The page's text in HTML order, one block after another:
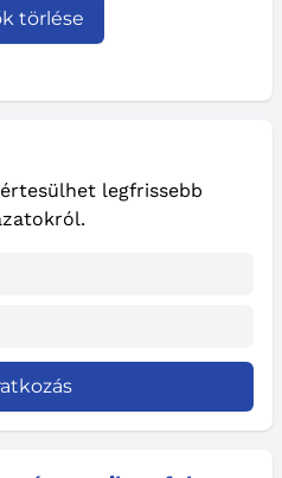
legfrissebb
törlése